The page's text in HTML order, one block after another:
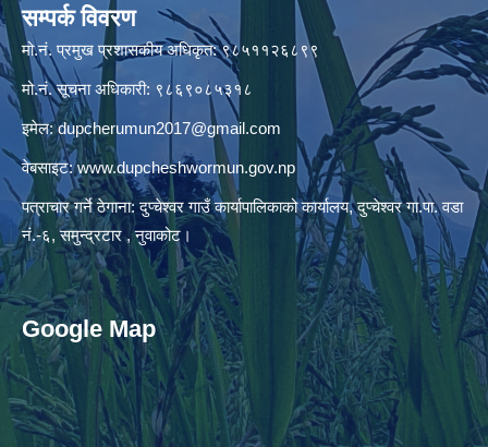
सम्पर्क विवरण
मो.नं. प्रमुख प्रशासकीय अधिकृत: ९८५११२६८९९
मो.नं. सूचना अधिकारी: ९८६९०८५३१८
इमेल:dupcherumun2017@gmail.com
वेबसाइट:www.dupcheshwormun.gov.np
पत्राचार गर्ने ठेगाना: दुप्चेश्वर गाउँ कार्यापालिकाको कार्यालय, दुप्चेश्वर गा.पा. वडा
नं.-६, समुन्द्रटार , नुवाकोट।
Google Map